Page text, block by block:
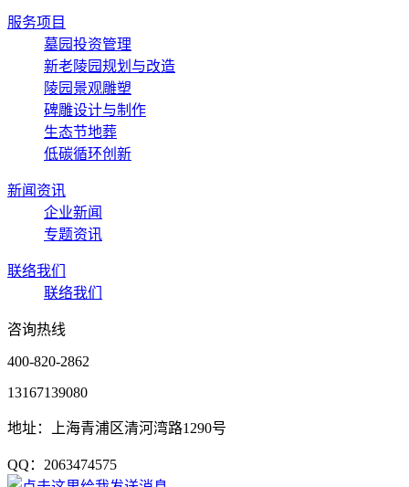
服务项目
墓园投资管理
新老陵园规划与改造
陵园景观雕塑
碑雕设计与制作
生态节地葬
低碳循环创新
新闻资讯
企业新闻
专题资讯
联络我们
联络我们
咨询热线
400-820-2862
13167139080
地址：上海青浦区清河湾路1290号
QQ：2063474575